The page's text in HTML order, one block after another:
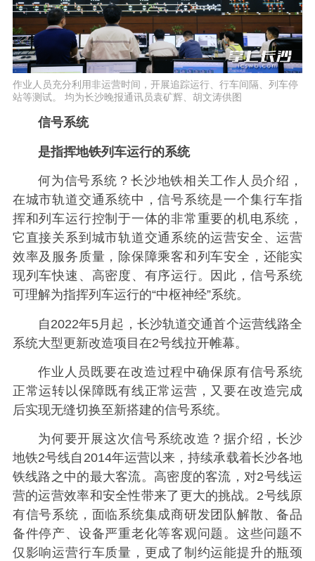
作业人员充分利用非运营时间，开展追踪运行、行车间隔、列车停
站等测试。 均为长沙晚报通讯员袁矿辉、胡文涛供图
信号系统
是指挥地铁列车运行的系统
何为信号系统？长沙地铁相关工作人员介绍，
在城市轨道交通系统中，信号系统是一个集行车指
挥和列车运行控制于一体的非常重要的机电系统，
它直接关系到城市轨道交通系统的运营安全、运营
效率及服务质量，除保障乘客和列车安全，还能实
现列车快速、高密度、有序运行。因此，信号系统
可理解为指挥列车运行的“中枢神经”系统。
自2022年5月起，长沙轨道交通首个运营线路全
系统大型更新改造项目在2号线拉开帷幕。
作业人员既要在改造过程中确保原有信号系统
正常运转以保障既有线正常运营，又要在改造完成
后实现无缝切换至新搭建的信号系统。
为何要开展这次信号系统改造？据介绍，长沙
地铁2号线自2014年运营以来，持续承载着长沙各地
铁线路之中的最大客流。高密度的客流，对2号线运
营的运营效率和安全性带来了更大的挑战。2号线原
有信号系统，面临系统集成商研发团队解散、备品
备件停产、设备严重老化等客观问题。这些问题不
仅影响运营行车质量，更成了制约运能提升的瓶颈